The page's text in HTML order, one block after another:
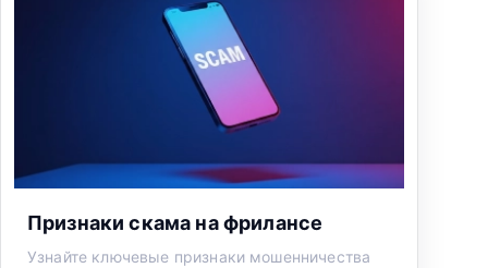
Признаки скама на фрилансе
Узнайте ключевые признаки мошенничества